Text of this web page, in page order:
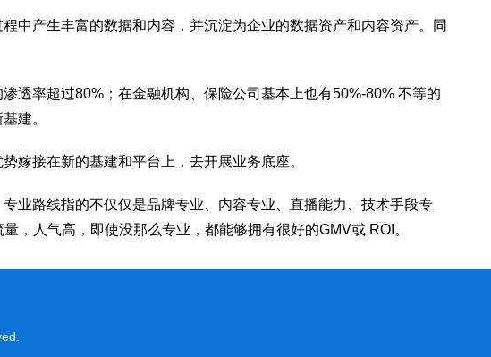
中产生丰富的数据和内容，并沉淀为企业的数据资产和内容资产。同
透率超过80%；在金融机构、保险公司基本上也有50%-80% 不等的
建。
嫁接在新的基建和平台上，去开展业务底座。
业路线指的不仅仅是品牌专业、内容专业、直播能力、技术手段专
，人气高，即使没那么专业，都能够拥有很好的GMV或 ROI。